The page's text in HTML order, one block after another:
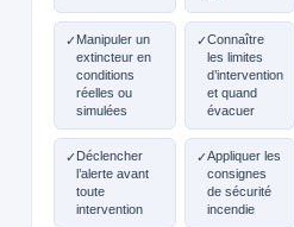
✓Manipuler un
extincteur en
conditions
réelles ou
simulées
✓Connaître
les limites
d’intervention
et quand
évacuer
✓Déclencher
l’alerte avant
toute
intervention
✓Appliquer les
consignes
de sécurité
incendie